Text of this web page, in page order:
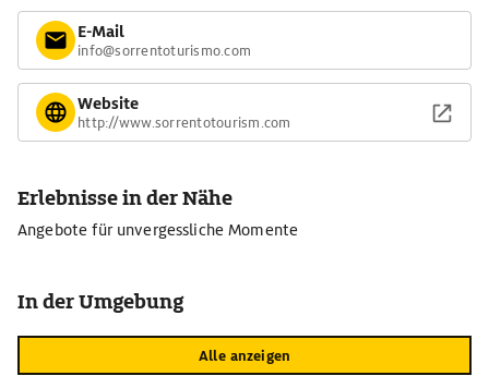
E-Mail
info@sorrentoturismo.com
Website
http://www.sorrentotourism.com
Erlebnisse in der Nähe
Angebote für unvergessliche Momente
In der Umgebung
Alle anzeigen